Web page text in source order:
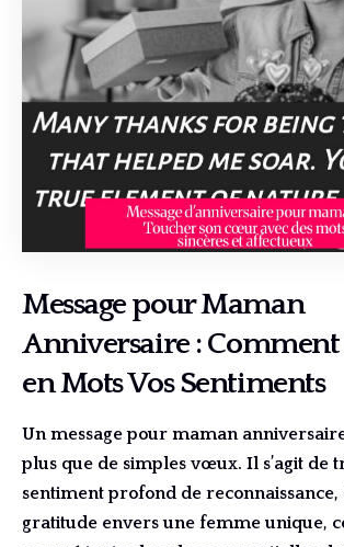
Message pour Maman
Anniversaire :
en Mots Vos Sentiments
Un message pour maman
plus que de simples vœux. Il s’agit de
sentiment profond de reconnaissance,
gratitude envers une femme unique,